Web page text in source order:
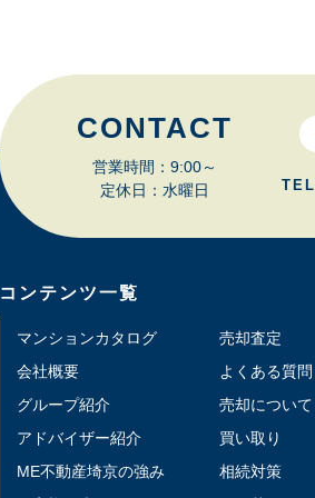
CONTACT
営業時間：9:00～
定休日：水曜日
TEL
コンテンツ一覧
マンションカタログ
会社概要
グループ紹介
アドバイザー紹介
ME不動産埼京の強み
売却査定
よくある質問
売却について
買い取り
相続対策